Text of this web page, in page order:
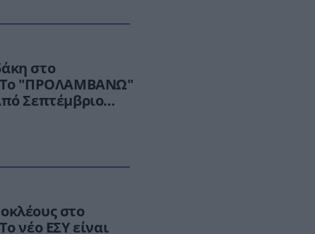
στο
"ΠΡΟΛΑΜΒΑΝΩ"
Σεπτέμβριο
στο
νέο ΕΣΥ είναι